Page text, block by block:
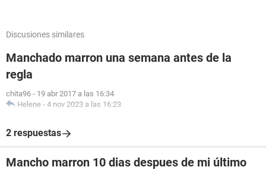
Discusiones similares
Manchado marron una semana antes de la
regla
chita96 - 19 abr 2017 a las 16:34
Helene - 4 nov 2023 a las 16:23
2 respuestas
Mancho marron 10 dias despues de mi último